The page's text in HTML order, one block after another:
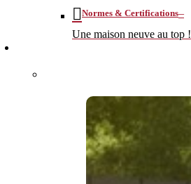
Normes & Certifications–
Une maison neuve au top !